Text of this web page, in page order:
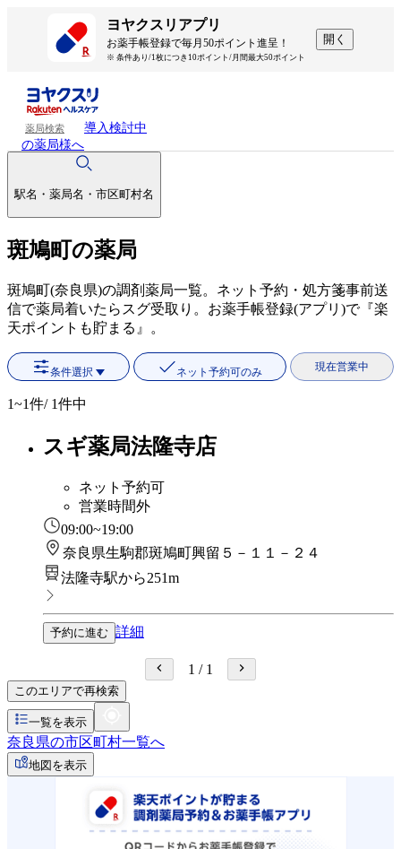
ヨヤクスリアプリ
お薬手帳登録で毎月50ポイント進呈！
※ 条件あり/1枚につき10ポイント/月間最大50ポイント
開く
薬局検索
導入検討中
の薬局様へ
駅名・薬局名・市区町村名
斑鳩町の薬局
斑鳩町(奈良県)の調剤薬局一覧。ネット予約・処方箋事前送
信で薬局着いたらスグ受取り。お薬手帳登録(アプリ)で『楽
天ポイントも貯まる』。
条件選択 ネット予約可のみ 現在営業中
1~1件/ 1件中
スギ薬局法隆寺店
ネット予約可
営業時間外
09:00~19:00
奈良県生駒郡斑鳩町興留５－１１－２４
法隆寺駅から251m
予約に進む 詳細
1 / 1
このエリアで再検索
一覧を表示
奈良県の市区町村一覧へ
地図を表示